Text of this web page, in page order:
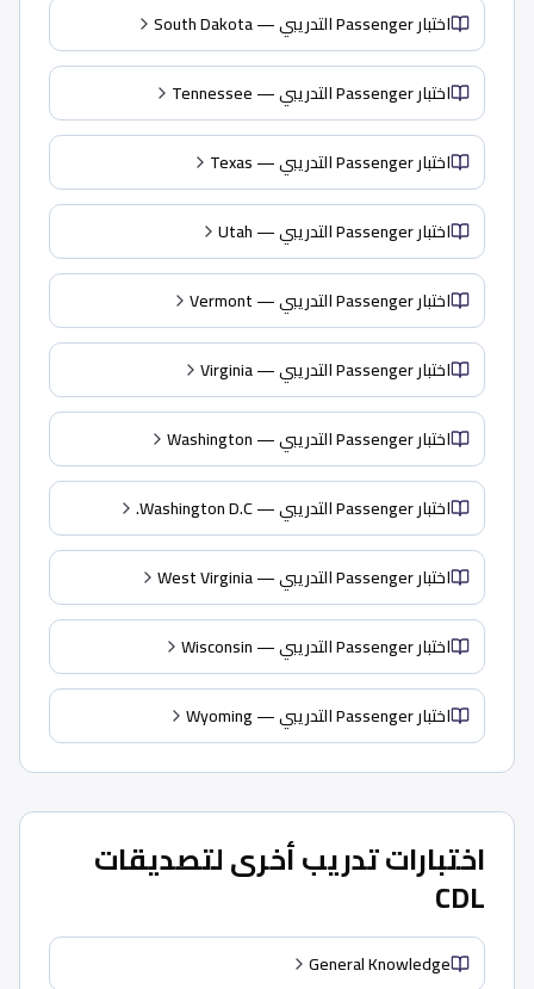
اختبار Passenger التدريبي — South Dakota
اختبار Passenger التدريبي — Tennessee
اختبار Passenger التدريبي — Texas
اختبار Passenger التدريبي — Utah
اختبار Passenger التدريبي — Vermont
اختبار Passenger التدريبي — Virginia
اختبار Passenger التدريبي — Washington
اختبار Passenger التدريبي — Washington D.C.
اختبار Passenger التدريبي — West Virginia
اختبار Passenger التدريبي — Wisconsin
اختبار Passenger التدريبي — Wyoming
اختبارات تدريب أخرى لتصديقات
CDL
General Knowledge